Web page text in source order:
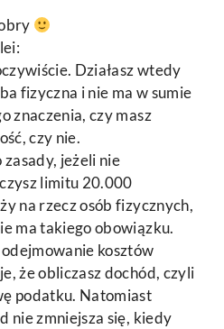
Działasz wtedy
fizyczna i nie ma w sumie
znaczenia, czy masz
czy nie.
zasady, jeżeli nie
limitu 20.000
na rzecz osób fizycznych,
ma takiego obowiązku.
odejmowanie kosztów
że obliczasz dochód, czyli
podatku. Natomiast
nie zmniejsza się, kiedy